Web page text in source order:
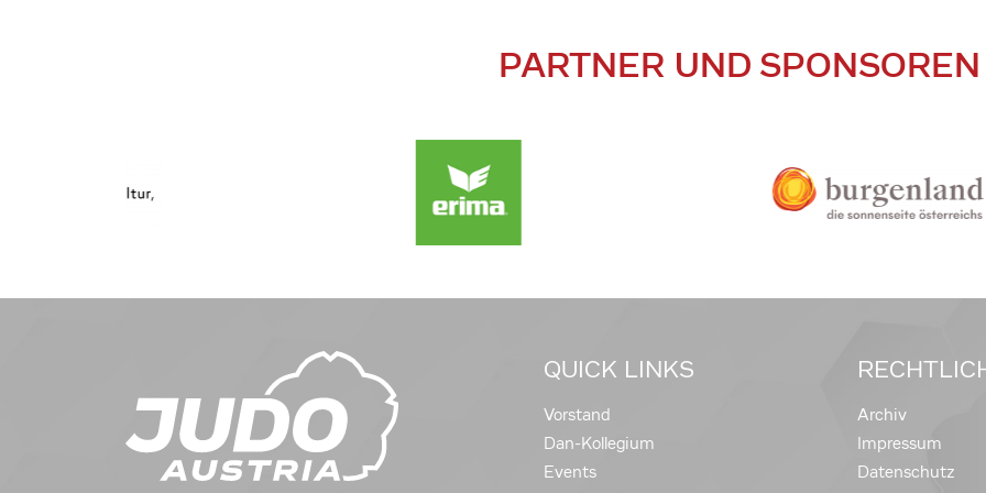
PARTNER UND SPONSOREN
QUICK LINKS
Vorstand
Dan-Kollegium
Events
Archiv
Impressum
Datenschutz